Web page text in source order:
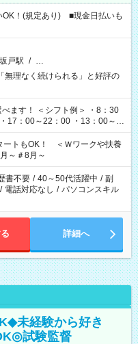
！(規定あり) ■現金日払いも
戸駅 / …
無理なく続けられる」と好評の
17：00～22：00 ・13：00～
ど
ートもOK！ ＜Ｗワークや扶養
～＃8月～
書不要 / 40～50代活躍中 / 副
/ 電話対応なし / パソコンスキル
詳細へ
未経験から好き
試験監督